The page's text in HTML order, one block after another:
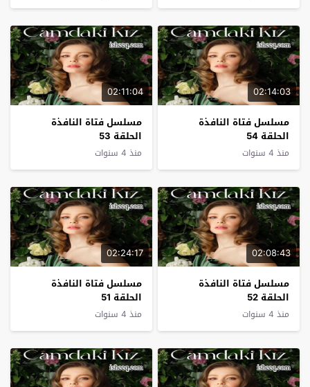
02:14:03
مسلسل فتاة النافذة
الحلقة 54
منذ 4 سنوات
02:11:04
مسلسل فتاة النافذة
الحلقة 53
منذ 4 سنوات
02:08:43
مسلسل فتاة النافذة
الحلقة 52
منذ 4 سنوات
02:24:17
مسلسل فتاة النافذة
الحلقة 51
منذ 4 سنوات